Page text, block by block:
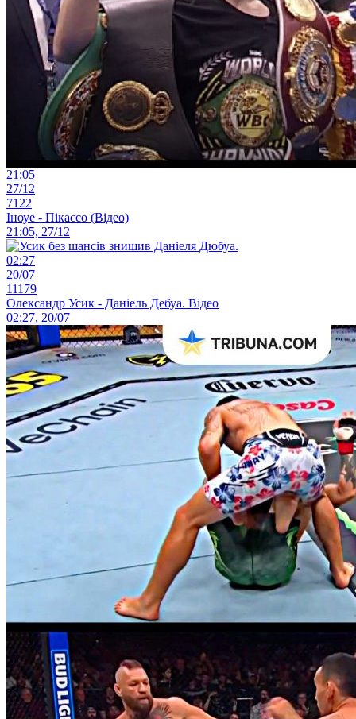
21:05
27/12
7122
Іноуе - Пікассо (Відео)
21:05, 27/12
02:27
20/07
11179
Олександр Усик - Даніель Дебуа. Відео
02:27, 20/07